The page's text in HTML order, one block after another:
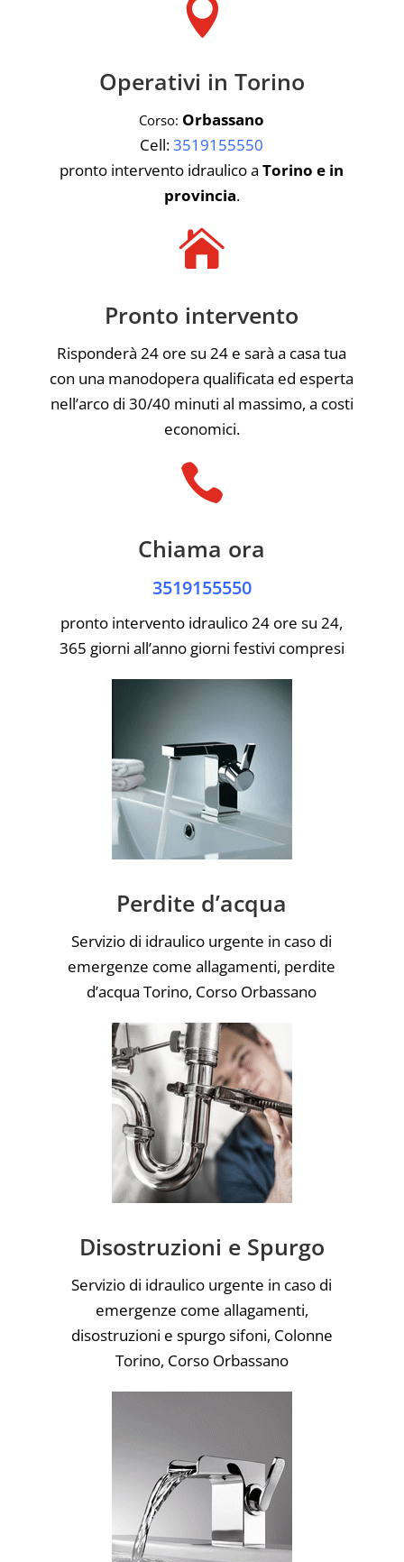

Operativi in Torino
Corso: Orbassano
Cell:3519155550
pronto intervento idraulico aTorino e in
provincia.

Pronto intervento
Risponderà 24 ore su 24 e sarà a casa tua
con una manodopera qualificata ed esperta
nell’arco di 30/40 minuti al massimo, a costi
economici.

Chiama ora
3519155550
pronto intervento idraulico 24 ore su 24,
365 giorni all’anno giorni festivi compresi
Perdite d’acqua
Servizio di idraulico urgente in caso di
emergenze come allagamenti, perdite
d’acqua Torino, Corso Orbassano
Disostruzioni e Spurgo
Servizio di idraulico urgente in caso di
emergenze come allagamenti,
disostruzioni e spurgo sifoni, Colonne
Torino, Corso Orbassano